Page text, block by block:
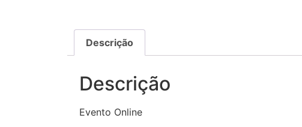
Descrição
Descrição
Evento Online